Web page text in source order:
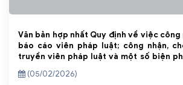
Văn bản hợp nhất Quy định về việc công
báo cáo viên pháp luật; công nhận,
truyền viên pháp luật và một số biện
luật(05/02/2026)